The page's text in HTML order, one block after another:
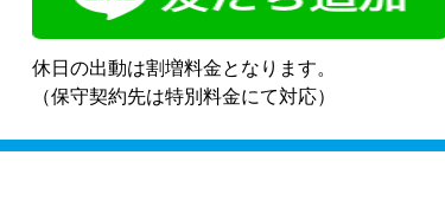
休日の出動は割増料金となります。
（保守契約先は特別料金にて対応）